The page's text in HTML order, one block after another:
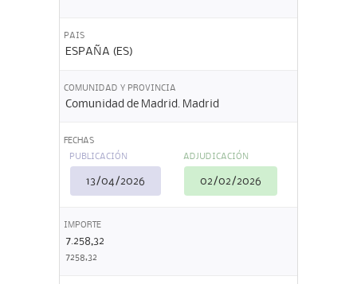
PAIS
ESPAÑA (ES)
COMUNIDAD Y PROVINCIA
Comunidad de Madrid. Madrid
FECHAS
PUBLICACIÓN
13/04/2026
ADJUDICACIÓN
02/02/2026
IMPORTE
7.258,32
7258,32